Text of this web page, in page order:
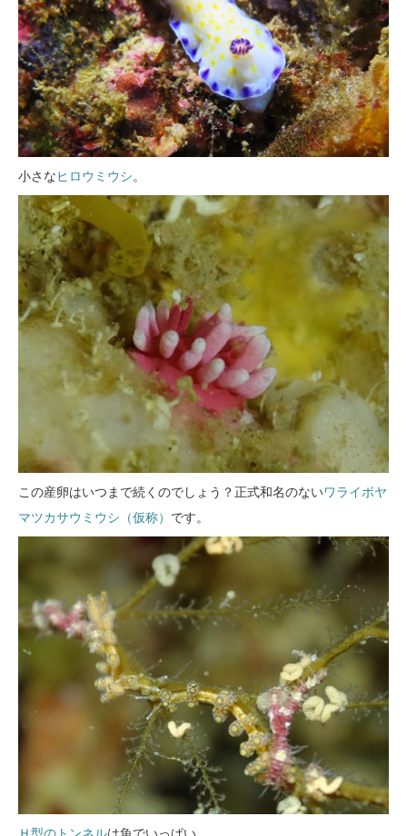
小さなヒロウミウシ。
この産卵はいつまで続くのでしょう？正式和名のないワライボヤ
マツカサウミウシ（仮称） です。